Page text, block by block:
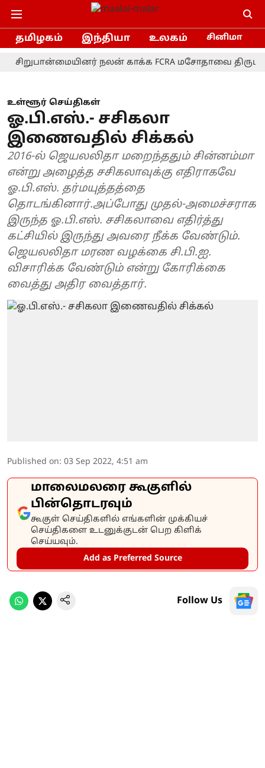
தமிழகம் இந்தியா உலகம் சினிமா
நலன் காக்க FCRA மசோதாவை திரும்பப்
உள்ளூர் செய்திகள்
ஓ.பி.எஸ்.- சசிகலா
இணைவதில் சிக்கல்
2016-ல் ஜெயலலிதா மறைந்ததும் சின்னம்மா
என்று அழைத்த சசிகலாவுக்கு எதிராகவே
ஓ.பி.எஸ். தர்மயுத்தத்தை
தொடங்கினார்.அப்போது முதல்-அமைச்சராக
இருந்த ஓ.பி.எஸ். சசிகலாவை எதிர்த்து
கட்சியில் இருந்து அவரை நீக்க வேண்டும்.
ஜெயலலிதா மரண வழக்கை சி.பி.ஐ.
விசாரிக்க வேண்டும் என்று கோரிக்கை
வைத்து அதிர வைத்தார்.
Published on: 03 Sep 2022, 4:51 am
மாலைமலரை கூகுளில்
பின்தொடரவும்
கூகுள் செய்திகளில் எங்களின் முக்கியச்
செய்திகளை உடனுக்குடன் பெற கிளிக்
செய்யவும்.
Add as Preferred Source
Follow Us